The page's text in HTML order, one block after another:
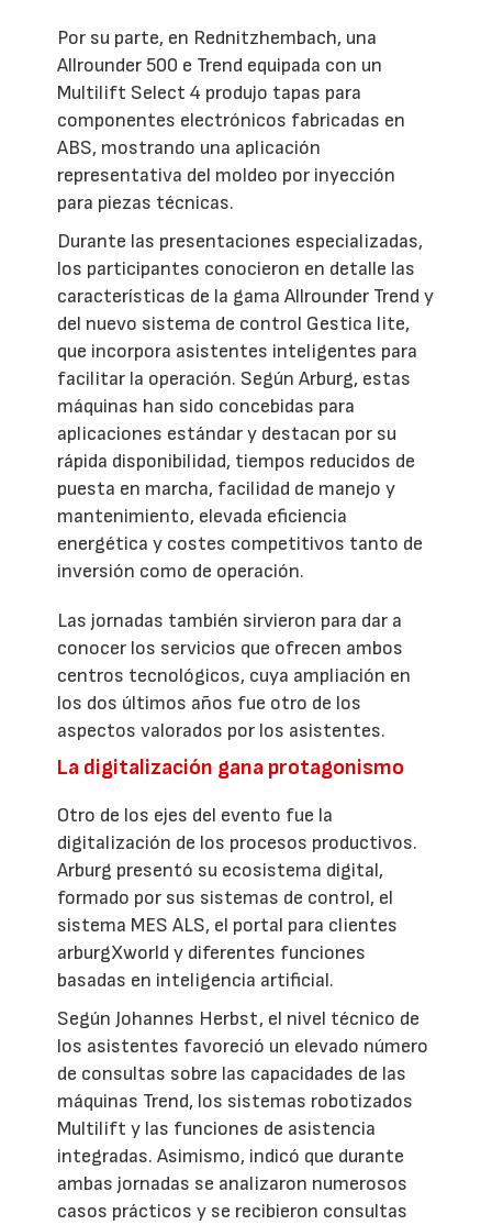
Por su parte, en Rednitzhembach, una
Allrounder 500 e Trend equipada con un
Multilift Select 4 produjo tapas para
componentes electrónicos fabricadas en
ABS, mostrando una aplicación
representativa del moldeo por inyección
para piezas técnicas.
Durante las presentaciones especializadas,
los participantes conocieron en detalle las
características de la gama Allrounder Trend y
del nuevo sistema de control Gestica lite,
que incorpora asistentes inteligentes para
facilitar la operación. Según Arburg, estas
máquinas han sido concebidas para
aplicaciones estándar y destacan por su
rápida disponibilidad, tiempos reducidos de
puesta en marcha, facilidad de manejo y
mantenimiento, elevada eficiencia
energética y costes competitivos tanto de
inversión como de operación.
Las jornadas también sirvieron para dar a
conocer los servicios que ofrecen ambos
centros tecnológicos, cuya ampliación en
los dos últimos años fue otro de los
aspectos valorados por los asistentes.
La digitalización gana protagonismo
Otro de los ejes del evento fue la
digitalización de los procesos productivos.
Arburg presentó su ecosistema digital,
formado por sus sistemas de control, el
sistema MES ALS, el portal para clientes
arburgXworld y diferentes funciones
basadas en inteligencia artificial.
Según Johannes Herbst, el nivel técnico de
los asistentes favoreció un elevado número
de consultas sobre las capacidades de las
máquinas Trend, los sistemas robotizados
Multilift y las funciones de asistencia
integradas. Asimismo, indicó que durante
ambas jornadas se analizaron numerosos
casos prácticos y se recibieron consultas